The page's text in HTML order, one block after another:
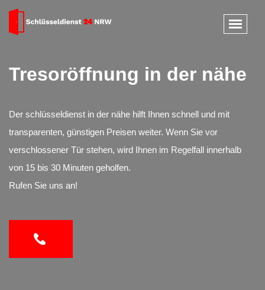
Tresoröffnung in der nähe
Der schlüsseldienst in der nähe hilft Ihnen schnell und mit
transparenten, günstigen Preisen weiter. Wenn Sie vor
verschlossener Tür stehen, wird Ihnen im Regelfall innerhalb
von 15 bis 30 Minuten geholfen.
Rufen Sie uns an!